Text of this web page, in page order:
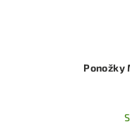
Ponožky